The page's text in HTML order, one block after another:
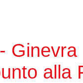
Ginevra
alla